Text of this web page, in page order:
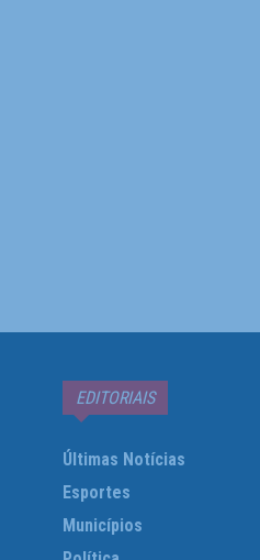
EDITORIAIS
Últimas Notícias
Esportes
Municípios